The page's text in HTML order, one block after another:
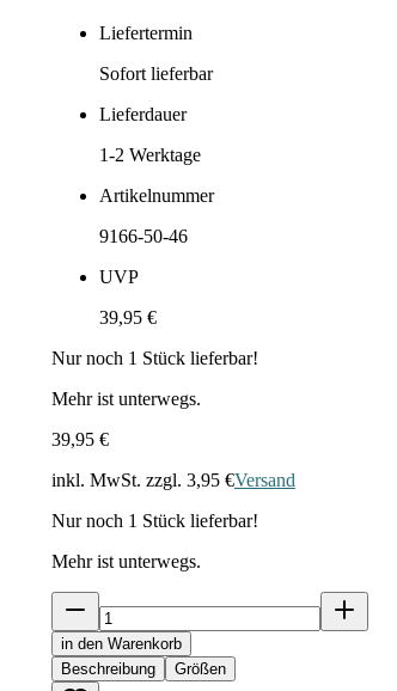
Liefertermin
Sofort lieferbar
Lieferdauer
1-2 Werktage
Artikelnummer
9166-50-46
UVP
39,95 €
Nur noch 1 Stück lieferbar!
Mehr ist unterwegs.
39,95 €
inkl. MwSt. zzgl. 3,95 €Versand
Nur noch 1 Stück lieferbar!
Mehr ist unterwegs.
in den Warenkorb
Beschreibung
Größen